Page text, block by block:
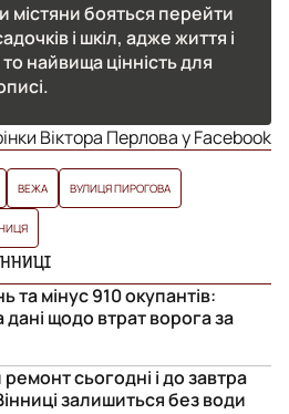
бояться перейти
і шкіл, адже життя і
найвища цінність для
Віктора Перлова у Facebook
ВЕЖА ВУЛИЦЯ ПИРОГОВА
та мінус 910 окупантів:
щодо втрат ворога за
сьогодні і до завтра
залишиться без води